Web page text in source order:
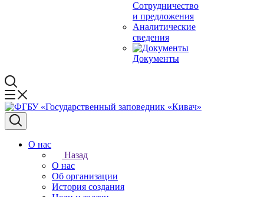
Сотрудничество
и предложения
Аналитические
сведения
Документы
О нас
Назад
О нас
Об организации
История создания